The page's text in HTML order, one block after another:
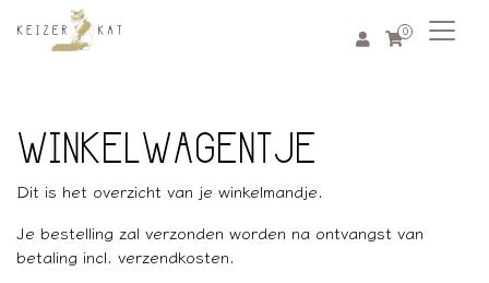
0
WINKELWAGENTJE
Dit is het overzicht van je winkelmandje.
Je bestelling zal verzonden worden na ontvangst van
betaling incl. verzendkosten.